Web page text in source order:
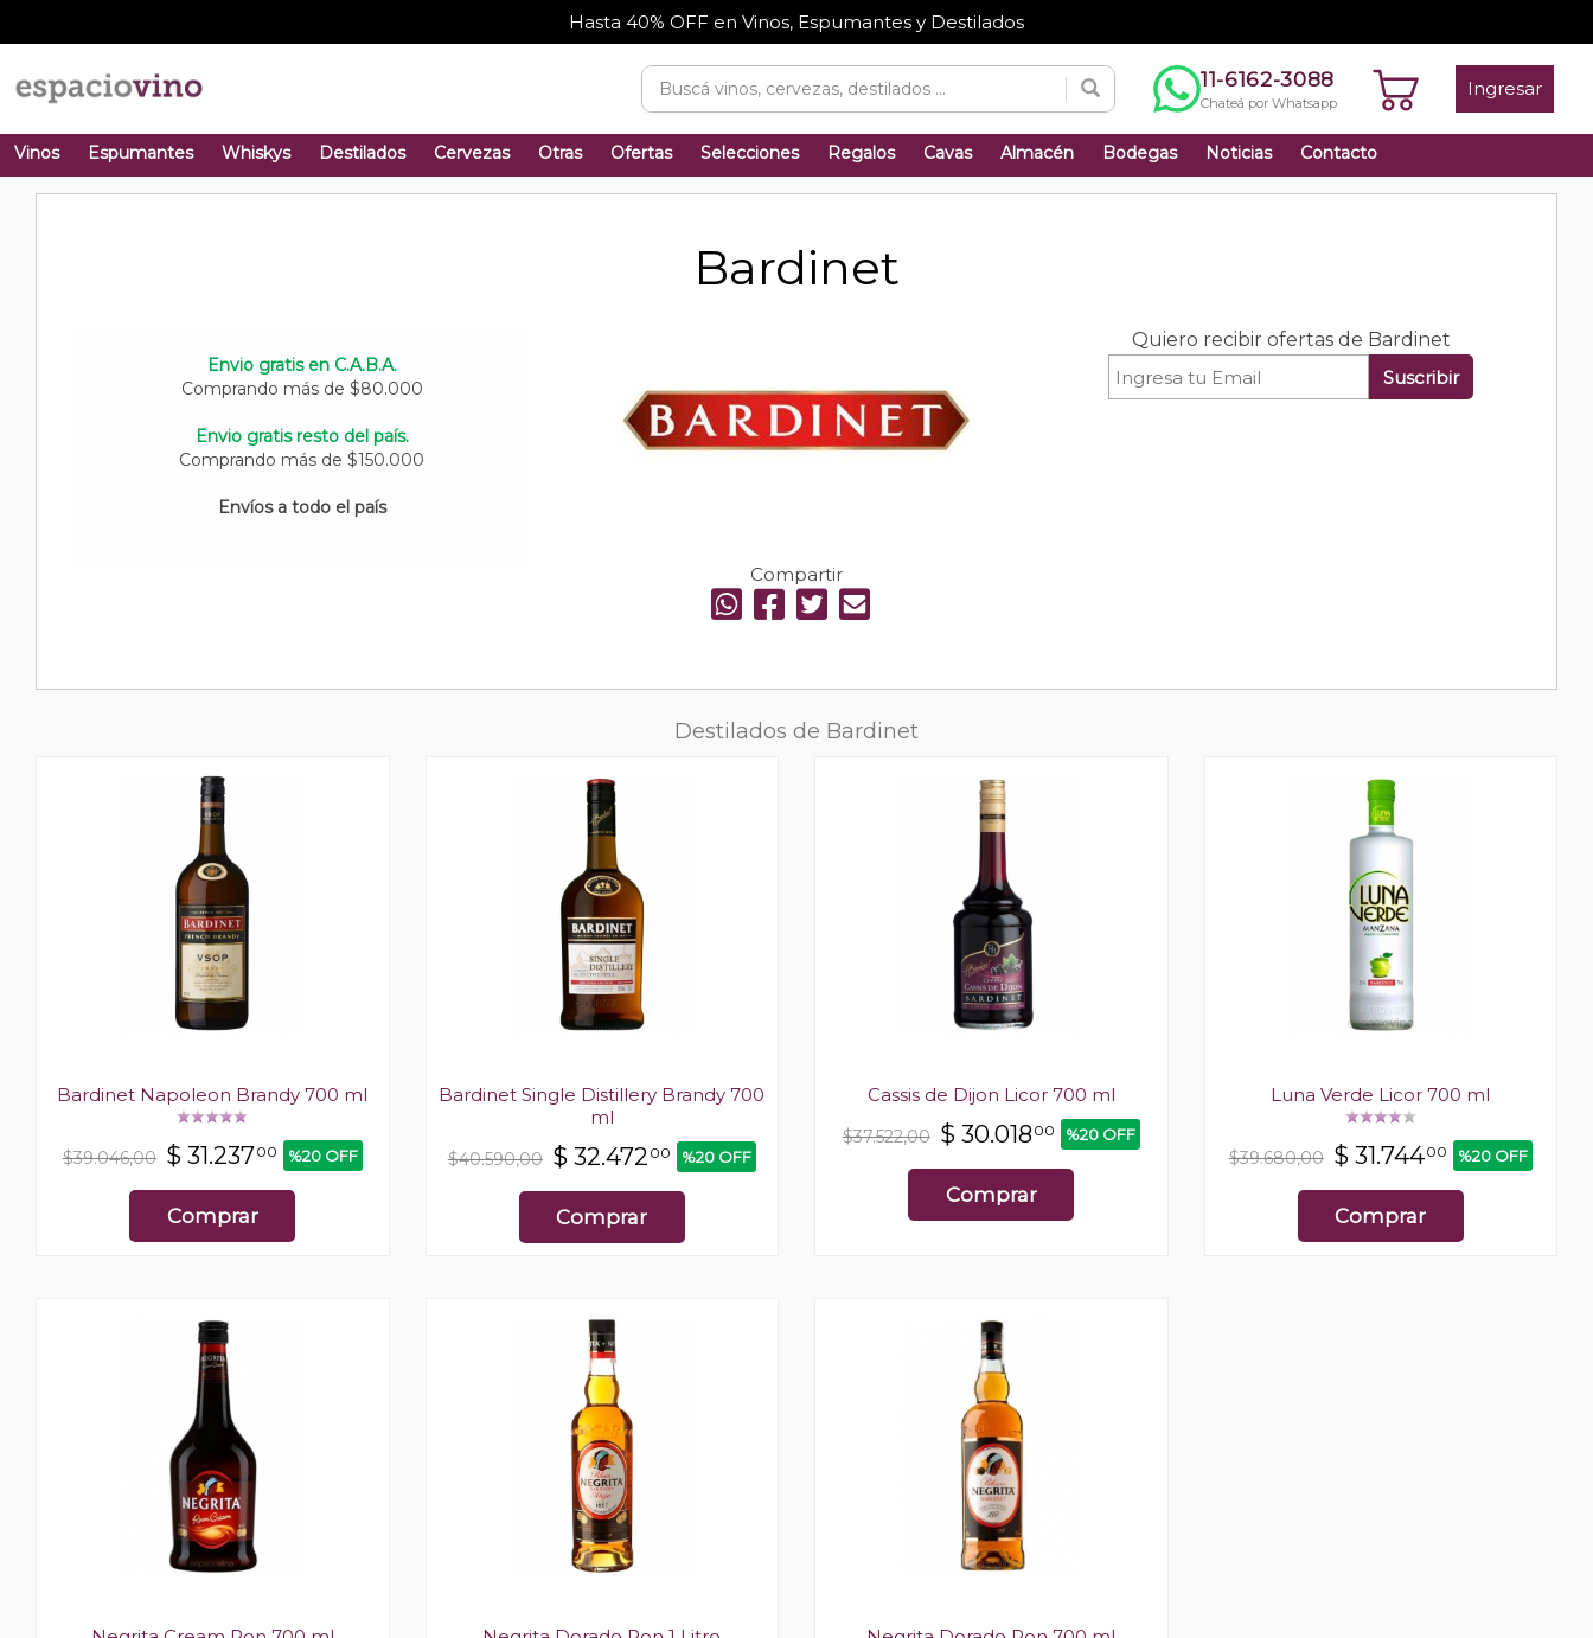
Hasta 40% OFF en Vinos, Espumantes y Destilados
11-6162-3088
Chateá por Whatsapp
Ingresar
Vinos Espumantes Whiskys Destilados Cervezas Otras Ofertas Selecciones Regalos Cavas Almacén Bodegas Noticias Contacto
Bardinet
Envio gratis en C.A.B.A.
Comprando más de $80.000
Envio gratis resto del país.
Comprando más de $150.000
Envíos a todo el país
Compartir
Quiero recibir ofertas de Bardinet
Suscribir
Destilados de Bardinet
Bardinet Napoleon Brandy 700 ml
$39.046,00 $ 31.23700 %20 OFF
Comprar
Bardinet Single Distillery Brandy 700
ml
$40.590,00 $ 32.472 00 %20 OFF
Comprar
Cassis de Dijon Licor 700 ml
$37.522,00 $ 30.018 00 %20 OFF
Comprar
Luna Verde Licor 700 ml
$39.680,00 $ 31.74400 %20 OFF
Comprar